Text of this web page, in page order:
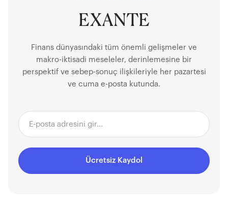
EXANTE
Finans dünyasındaki tüm önemli gelişmeler ve
makro-iktisadi meseleler, derinlemesine bir
perspektif ve sebep-sonuç ilişkileriyle her pazartesi
ve cuma e-posta kutunda.
Ücretsiz Kaydol